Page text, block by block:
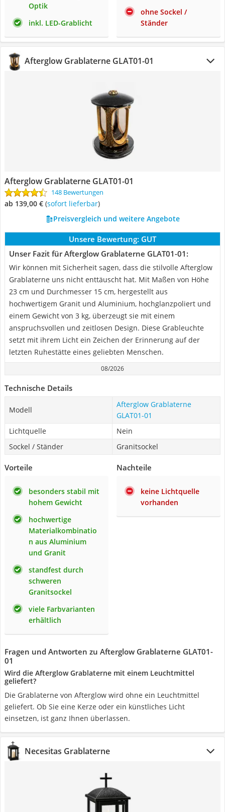
Optik
inkl. LED-Grablicht
ohne Sockel /
Ständer
Afterglow Grablaterne GLAT01-01
Afterglow Grablaterne GLAT01-01
148 Bewertungen
ab 139,00 € ( Sofort lieferbar)
Preisvergleich und weitere Angebote
Unsere Bewertung: GUT
Unser Fazit für Afterglow Grablaterne GLAT01-01:
Wir können mit Sicherheit sagen, dass die stilvolle Afterglow
Grablaterne uns nicht enttäuscht hat. Mit Maßen von Höhe
23 cm und Durchmesser 15 cm, hergestellt aus
hochwertigem Granit und Aluminium, hochglanzpoliert und
einem Gewicht von 3 kg, überzeugt sie mit einem
anspruchsvollen und zeitlosen Design. Diese Grableuchte
setzt mit ihrem Licht ein Zeichen der Erinnerung auf der
letzten Ruhestätte eines geliebten Menschen.
08/2026
Technische Details
Modell
Afterglow Grablaterne
GLAT01-01
Lichtquelle
Nein
Sockel / Ständer
Granitsockel
Vorteile
besonders stabil mit
hohem Gewicht
hochwertige
Materialkombinatio
n aus Aluminium
und Granit
standfest durch
schweren
Granitsockel
viele Farbvarianten
erhältlich
Nachteile
keine Lichtquelle
vorhanden
Fragen und Antworten zu Afterglow Grablaterne GLAT01-
01
Wird die Afterglow Grablaterne mit einem Leuchtmittel
geliefert?
Die Grablaterne von Afterglow wird ohne ein Leuchtmittel
geliefert. Ob Sie eine Kerze oder ein künstliches Licht
einsetzen, ist ganz Ihnen überlassen.
Necesitas Grablaterne